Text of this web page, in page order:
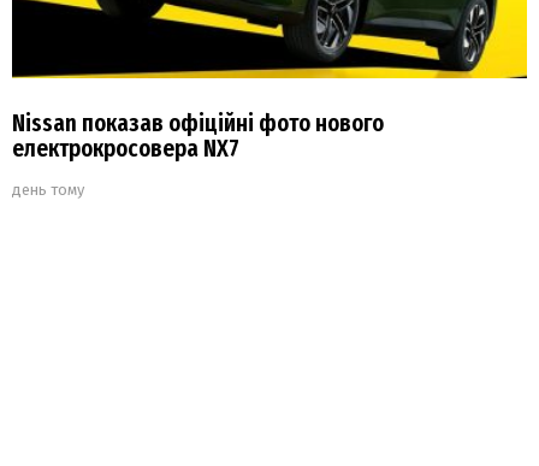
Nissan показав офіційні фото нового
електрокросовера NX7
день тому